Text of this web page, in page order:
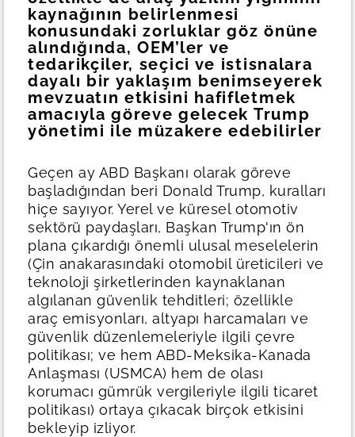
kaynağının belirlenmesi
konusundaki zorluklar göz önüne
alındığında, OEM’ler ve
tedarikçiler, seçici ve istisnalara
dayalı bir yaklaşım benimseyerek
mevzuatın etkisini hafifletmek
amacıyla göreve gelecek Trump
yönetimi ile müzakere edebilirler
Geçen ay ABD Başkanı olarak göreve
başladığından beri Donald Trump, kuralları
hiçe sayıyor. Yerel ve küresel otomotiv
sektörü paydaşları, Başkan Trump'ın ön
plana çıkardığı önemli ulusal meselelerin
(Çin anakarasındaki otomobil üreticileri ve
teknoloji şirketlerinden kaynaklanan
algılanan güvenlik tehditleri; özellikle
araç emisyonları, altyapı harcamaları ve
güvenlik düzenlemeleriyle ilgili çevre
politikası; ve hem ABD-Meksika-Kanada
Anlaşması (USMCA) hem de olası
korumacı gümrük vergileriyle ilgili ticaret
politikası) ortaya çıkacak birçok etkisini
bekleyip izliyor.